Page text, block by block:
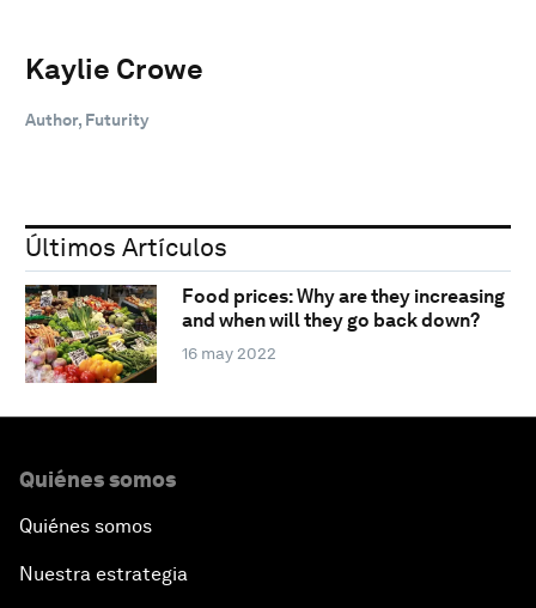
Kaylie Crowe
Author, Futurity
Últimos Artículos
Food prices: Why are they increasing
and when will they go back down?
16 may 2022
Quiénes somos
Quiénes somos
Nuestra estrategia